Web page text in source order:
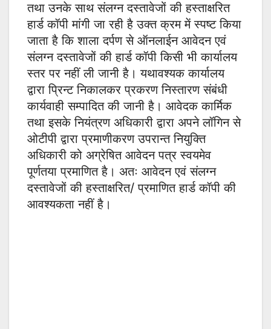
तथा उनके साथ संलग्न दस्तावेजों की हस्ताक्षरित
हार्ड कॉपी मांगी जा रही है उक्त क्रम में स्पष्ट किया
जाता है कि शाला दर्पण से ऑनलाईन आवेदन एवं
संलग्न दस्तावेजों की हार्ड कॉपी किसी भी कार्यालय
स्तर पर नहीं ली जानी है। यथावश्यक कार्यालय
द्वारा प्रिन्ट निकालकर प्रकरण निस्तारण संबंधी
कार्यवाही सम्पादित की जानी है। आवेदक कार्मिक
तथा इसके नियंत्रण अधिकारी द्वारा अपने लॉगिन से
ओटीपी द्वारा प्रमाणीकरण उपरान्त नियुक्ति
अधिकारी को अग्रेषित आवेदन पत्र स्वयमेव
पूर्णतया प्रमाणित है। अतः आवेदन एवं संलग्न
दस्तावेजों की हस्ताक्षरित/ प्रमाणित हार्ड कॉपी की
आवश्यकता नहीं है।